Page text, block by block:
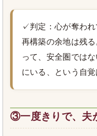
✓判定：心が奪われ
再構築の余地は残
って、安全圏では
にいる、という自覚
③一度きりで、夫